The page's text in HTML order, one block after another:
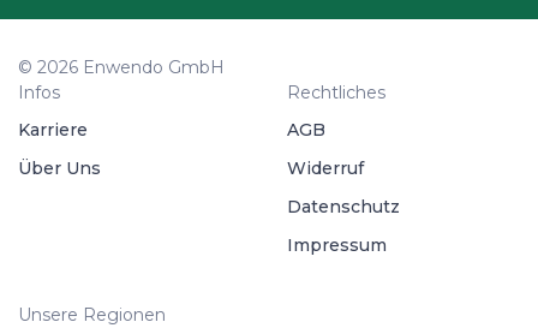
© 2026 Enwendo GmbH
Infos
Karriere
Über Uns
Rechtliches
AGB
Widerruf
Datenschutz
Impressum
Unsere Regionen